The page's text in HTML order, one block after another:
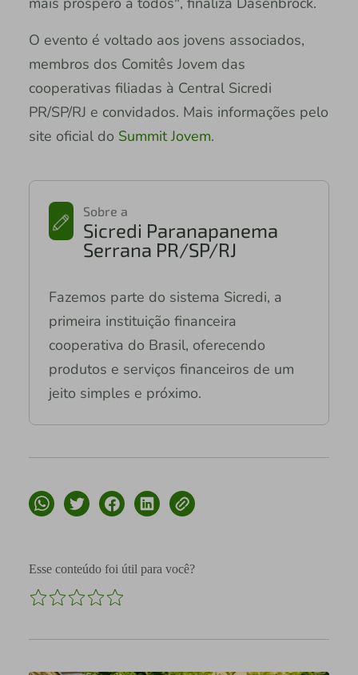
O evento é voltado aos jovens associados,
membros dos Comitês Jovem das
cooperativas filiadas à Central Sicredi
PR/SP/RJ e convidados. Mais informações pelo
site oficial do Summit Jovem.
Sobre a
Sicredi Paranapanema
Serrana PR/SP/RJ
Fazemos parte do sistema Sicredi, a
primeira instituição financeira
cooperativa do Brasil, oferecendo
produtos e serviços financeiros de um
jeito simples e próximo.
Esse conteúdo foi útil para você?